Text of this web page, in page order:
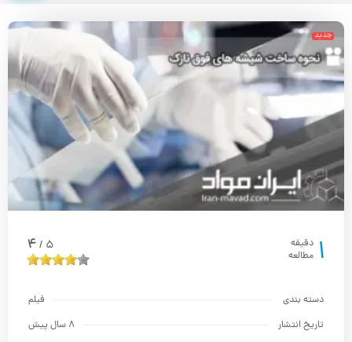
جدید
1 دقیقه
مطالعه
5
/
4
دسته بندی
فیلم
تاریخ انتشار
8 سال پیش